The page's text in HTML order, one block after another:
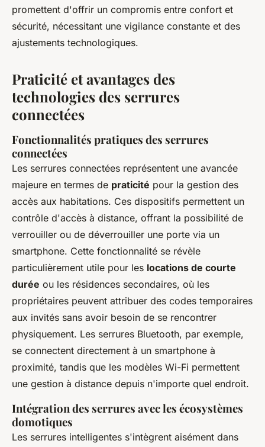
promettent d'offrir un compromis entre confort et
sécurité, nécessitant une vigilance constante et des
ajustements technologiques.
Praticité et avantages des
technologies des serrures
connectées
Fonctionnalités pratiques des serrures
connectées
Les serrures connectées représentent une avancée
majeure en termes de praticité pour la gestion des
accès aux habitations. Ces dispositifs permettent un
contrôle d'accès à distance, offrant la possibilité de
verrouiller ou de déverrouiller une porte via un
smartphone. Cette fonctionnalité se révèle
particulièrement utile pour les locations de courte
durée ou les résidences secondaires, où les
propriétaires peuvent attribuer des codes temporaires
aux invités sans avoir besoin de se rencontrer
physiquement. Les serrures Bluetooth, par exemple,
se connectent directement à un smartphone à
proximité, tandis que les modèles Wi-Fi permettent
une gestion à distance depuis n'importe quel endroit.
Intégration des serrures avec les écosystèmes
domotiques
Les serrures intelligentes s'intègrent aisément dans